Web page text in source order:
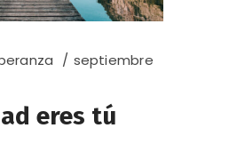
septiembre
eres tú